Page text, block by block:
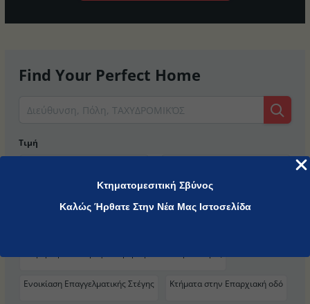
Κτηματομεσιτική Σβύνος
Καλώς Ήρθατε Στην Νέα Μας Ιστοσελίδα
Find Your Perfect Home
Τιμή
Κατηγορίες
Ενοικίαση Επαγγελματικής Στέγης Κτήματα στην Επαρχιακή οδό